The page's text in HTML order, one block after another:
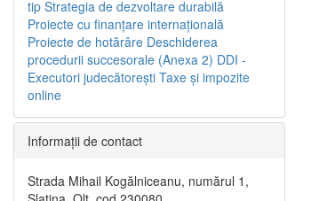
tip Strategia de dezvoltare durabilă
Proiecte cu finanţare internaţională
Proiecte de hotărâre Deschiderea
procedurii succesorale (Anexa 2) DDI -
Executori judecătorești Taxe şi impozite
online
Informaţii de contact
Strada Mihail Kogălniceanu, numărul 1,